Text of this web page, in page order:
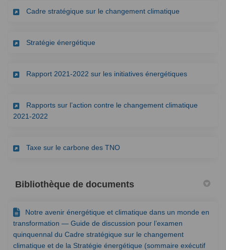
Cadre stratégique sur le changement climatique
Stratégie énergétique
Rapport 2021-2022 sur les initiatives énergétiques(Liens
Rapports sur l’action contre le changement climatique
2021-2022
Taxe sur le carbone des TNO(Liens externes)
Bibliothèque de documents
Notre avenir énergétique et climatique dans un monde en
transformation — Guide de discussion pour l’examen
quinquennal du Cadre stratégique sur le changement
climatique et de la Stratégie énergétique (sommaire exécutif